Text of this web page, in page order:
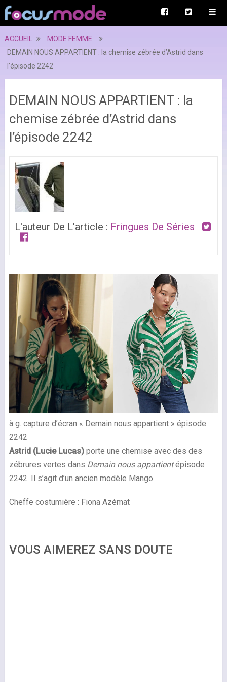
ACCUEIL
MODE FEMME
DEMAIN NOUS APPARTIENT : la chemise zébrée d’Astrid dans
l’épisode 2242
DEMAIN NOUS APPARTIENT : la
chemise zébrée d’Astrid dans
l’épisode 2242
L'auteur De L'article : Fringues De Séries
à g. capture d’écran « Demain nous appartient » épisode
2242
Astrid (Lucie Lucas)porte une chemise avec des des
zébrures vertes dans Demain nous appartientépisode
2242. Il s’agit d’un ancien modèle Mango.
Cheffe costumière : Fiona Azémat
VOUS AIMEREZ SANS DOUTE